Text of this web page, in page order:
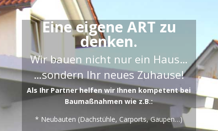
Eine eigene ART zu
denken.
Wir bauen nicht nur ein Haus…
…sondern Ihr neues Zuhause!
Als Ihr Partner helfen wir Ihnen kompetent bei
Baumaßnahmen wie z.B.:
* Neubauten (Dachstühle, Carports, Gaupen…)